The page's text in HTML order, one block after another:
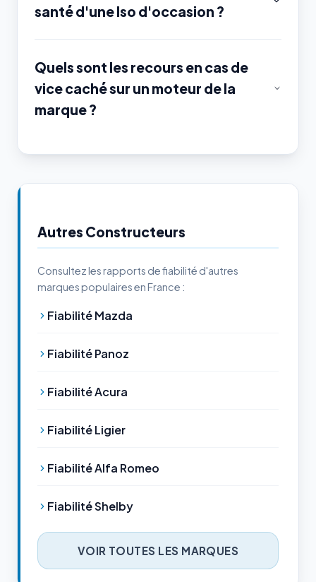
santé d'une Iso d'occasion ?
Quels sont les recours en cas de
vice caché sur un moteur de la
marque ?
Autres Constructeurs
Consultez les rapports de fiabilité d'autres
marques populaires en France :
Fiabilité Mazda
Fiabilité Panoz
Fiabilité Acura
Fiabilité Ligier
Fiabilité Alfa Romeo
Fiabilité Shelby
VOIR TOUTES LES MARQUES